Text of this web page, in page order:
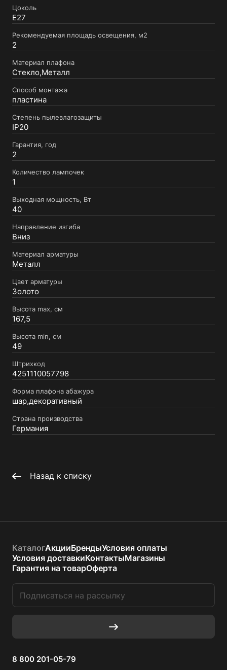
Цоколь
E27
Рекомендуемая площадь освещения, м2
2
Материал плафона
Стекло,Металл
Способ монтажа
пластина
Степень пылевлагозащиты
IP20
Гарантия, год
2
Количество лампочек
1
Выходная мощность, Вт
40
Направление изгиба
Вниз
Материал арматуры
Металл
Цвет арматуры
Золото
Высота max, см
167,5
Высота min, см
49
Штрихкод
4251110057798
Форма плафона абажура
шар,декоративный
Страна производства
Германия
Назад к списку
КаталогАкцииБрендыУсловия оплаты
Условия доставкиКонтактыМагазины
Гарантия на товарОферта
8 800 201-05-79